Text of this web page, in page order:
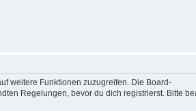
weitere Funktionen zuzugreifen. Die Board-
Regelungen, bevor du dich registrierst. Bitte